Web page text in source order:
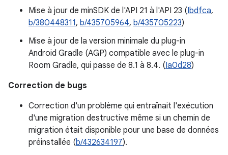
Mise à jour de minSDK de l'API 21 à l'API 23 (Ibdfca,
b/380448311, b/435705964, b/435705223)
Mise à jour de la version minimale du plug-in
Android Gradle (AGP) compatible avec le plug-in
Room Gradle, qui passe de 8.1 à 8.4. (Ia0d28)
Correction de bugs
Correction d'un problème qui entraînait l'exécution
d'une migration destructive même si un chemin de
migration était disponible pour une base de données
préinstallée (b/432634197).